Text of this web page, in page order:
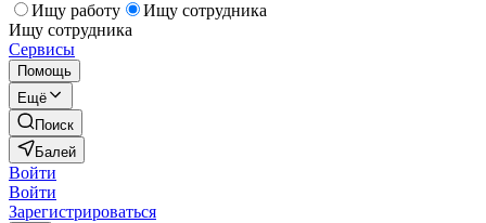
Ищу работу
Ищу сотрудника
Ищу сотрудника
Сервисы
Помощь
Ещё
Поиск
Балей
Войти
Войти
Зарегистрироваться